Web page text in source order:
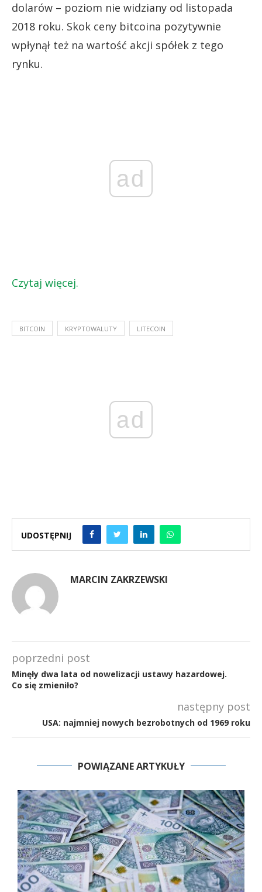
dolarów – poziom nie widziany od listopada
2018 roku. Skok ceny bitcoina pozytywnie
wpłynął też na wartość akcji spółek z tego
rynku.
ad
Czytaj więcej.
BITCOIN KRYPTOWALUTY LITECOIN
ad
UDOSTĘPNIJ
MARCIN ZAKRZEWSKI
poprzedni post
Minęły dwa lata od nowelizacji ustawy hazardowej.
Co się zmieniło?
następny post
USA: najmniej nowych bezrobotnych od 1969 roku
POWIĄZANE ARTYKUŁY